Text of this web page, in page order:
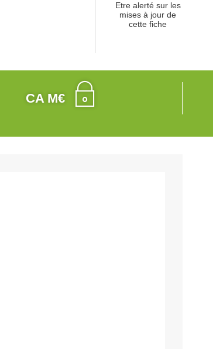
Etre alerté sur les
mises à jour de
cette fiche
CA M€